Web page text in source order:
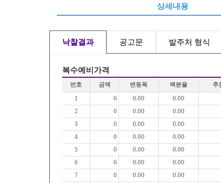
상세내용
낙찰결과 공고문 발주처 형식
복수예비가격
번호 금액 변동폭 백분율
추
1
0 0.00
0.00
2
0 0.00
0.00
3
0 0.00
0.00
4
0 0.00
0.00
5
0 0.00
0.00
6
0 0.00
0.00
7
0 0.00
0.00